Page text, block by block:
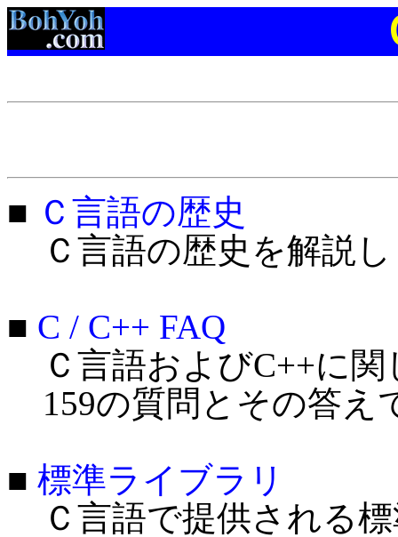
■ Ｃ言語の歴史
Ｃ言語の歴史を解説
■ C / C++ FAQ
Ｃ言語およびC++に
159の質問とその答え
■ 標準ライブラリ
Ｃ言語で提供される